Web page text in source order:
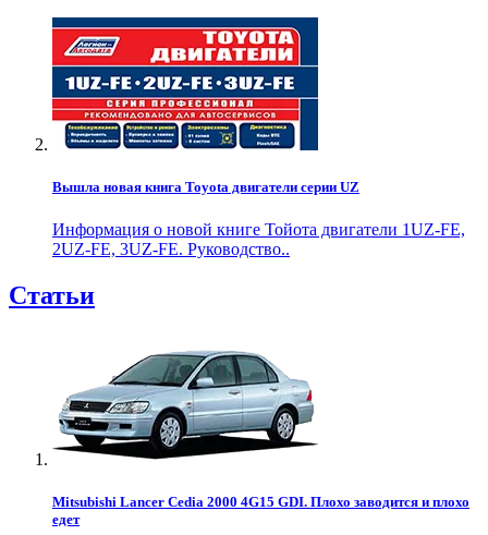
Вышла новая книга Toyota двигатели серии UZ
Информация о новой книге Тойота двигатели 1UZ-FE,
2UZ-FE, 3UZ-FE. Руководство..
Статьи
Mitsubishi Lancer Cedia 2000 4G15 GDI. Плохо заводится и плохо
едет